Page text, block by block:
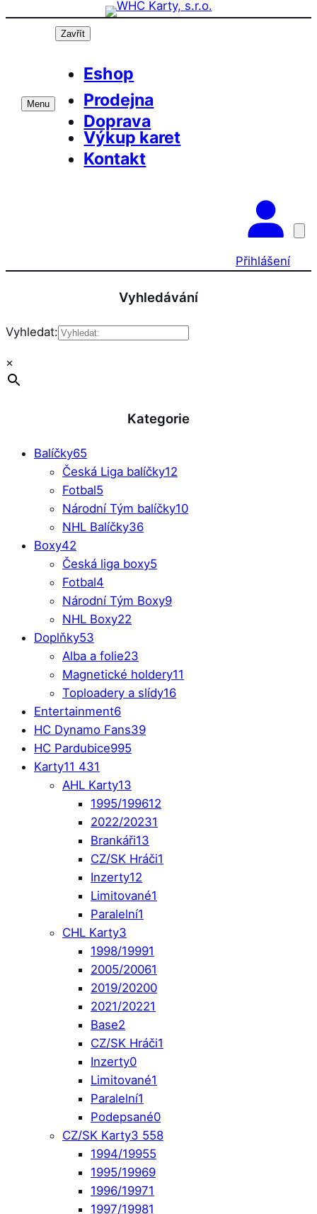
Přeskočit
Menu
Zavřít
Eshop
Prodejna
Doprava
Výkup karet
Kontakt
Přihlášení
Vyhledávání
Vyhledat:
×
Kategorie
Balíčky65
Česká Liga balíčky12
Fotbal5
Národní Tým balíčky10
NHL Balíčky36
Boxy42
Česká liga boxy5
Fotbal4
Národní Tým Boxy9
NHL Boxy22
Doplňky53
Alba a folie23
Magnetické holdery11
Toploadery a slídy16
Entertainment6
HC Dynamo Fans39
HC Pardubice995
Karty11 431
AHL Karty13
1995/199612
2022/20231
Brankáři13
CZ/SK Hráči1
Inzerty12
Limitované1
Paralelní1
CHL Karty3
1998/19991
2005/20061
2019/20200
2021/20221
Base2
CZ/SK Hráči1
Inzerty0
Limitované1
Paralelní1
Podepsané0
CZ/SK Karty3 558
1994/19955
1995/19969
1996/19971
1997/19981